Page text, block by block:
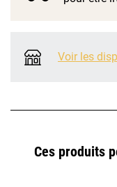
Voir les
Ces produits